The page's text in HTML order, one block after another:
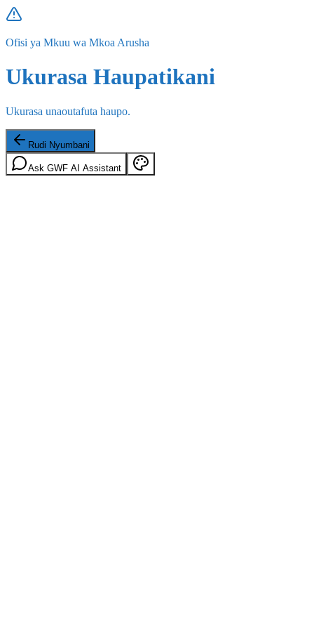
Ofisi ya Mkuu wa Mkoa Arusha
Ukurasa Haupatikani
Ukurasa unaoutafuta haupo.
Rudi Nyumbani
Ask GWF AI Assistant